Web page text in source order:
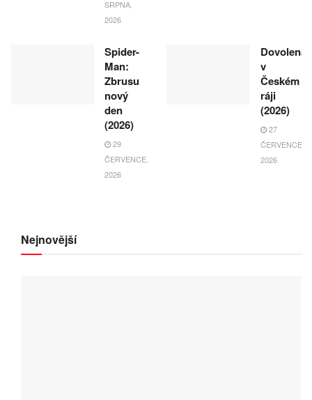
SRPNA,
2026
Spider-
Man:
Zbrusu
nový
den
(2026)
29
ČERVENCE,
2026
Dovolená
v
Českém
ráji
(2026)
27
ČERVENCE,
2026
Nejnovější